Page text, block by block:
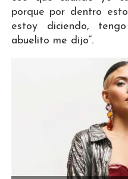
porque por dentro
estoy diciendo,
abuelito me dijo”.